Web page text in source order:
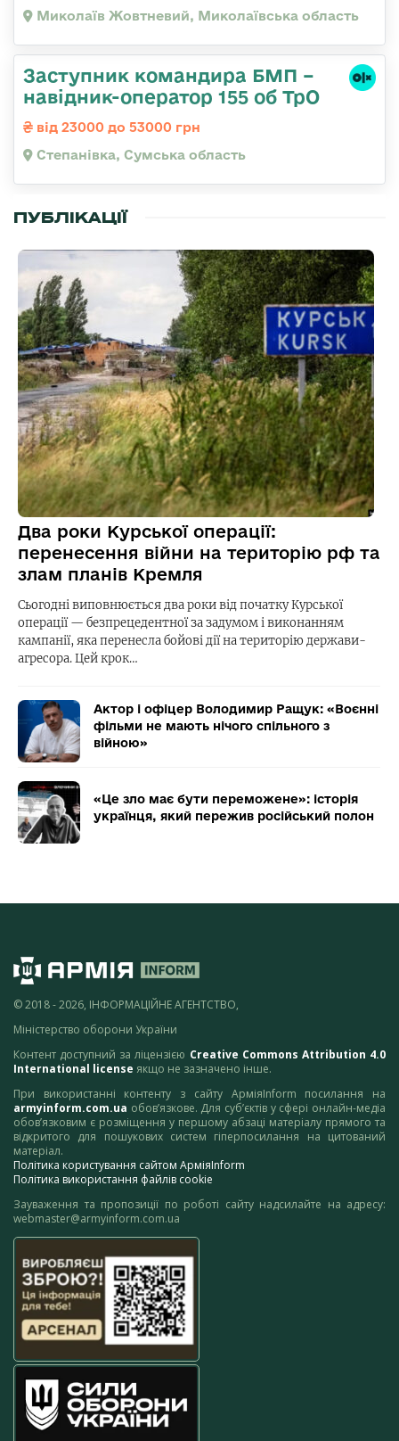
Миколаїв Жовтневий, Миколаївська область
Заступник командира БМП –
навідник-оператор 155 об ТрО
від 23000 до 53000 грн
Степанівка, Сумська область
ПУБЛІКАЦІЇ
Два роки Курської операції:
перенесення війни на територію рф та
злам планів Кремля
Сьогодні виповнюється два роки від початку Курської
операції — безпрецедентної за задумом і виконанням
кампанії, яка перенесла бойові дії на територію держави-
агресора. Цей крок…
Актор і офіцер Володимир Ращук: «Воєнні
фільми не мають нічого спільного з
війною»
«Це зло має бути переможене»: історія
українця, який пережив російський полон
© 2018 - 2026, ІНФОРМАЦІЙНЕ АГЕНТСТВО,
Міністерство оборони України
Контент доступний за ліцензією Creative Commons Attribution 4.0
International license якщо не зазначено інше.
При використанні контенту з сайту АрміяInform посилання на
armyinform.com.ua обов’язкове. Для суб’єктів у сфері онлайн-медіа
обов’язковим є розміщення у першому абзаці матеріалу прямого та
відкритого для пошукових систем гіперпосилання на цитований
матеріал.
Політика користування сайтом АрміяInform
Політика використання файлів cookie
Зауваження та пропозиції по роботі сайту надсилайте на адресу:
webmaster@armyinform.com.ua